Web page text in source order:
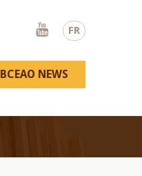
FR
Youtube
BCEAO NEWS